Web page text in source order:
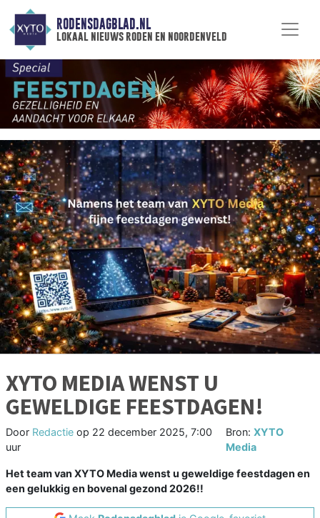
RODENSDAGBLAD.NL
lokaal nieuws roden en noordenveld
XYTO MEDIA WENST U
GEWELDIGE FEESTDAGEN!
Door Redactie op 22 december 2025, 7:00
uur
Bron: XYTO
Media
Het team van XYTO Media wenst u geweldige feestdagen en
een gelukkig en bovenal gezond 2026!!